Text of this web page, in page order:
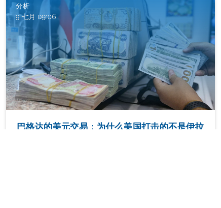
分析
9 七月 09:06
巴格达的美元交易：为什么美国打击的不是伊拉